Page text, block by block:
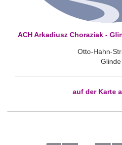
ACH Arkadiusz Choraziak -
Otto-Hahn-
Glinde
auf der Karte